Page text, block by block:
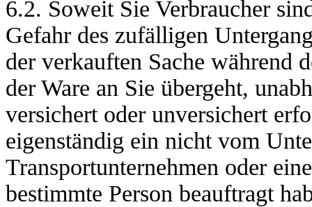
6.2. Soweit Sie Verbraucher
Gefahr des zufälligen
der verkauften Sache während
der Ware an Sie übergeht,
versichert oder unversichert
eigenständig ein nicht vom
Transportunternehmen oder
bestimmte Person beauftragt